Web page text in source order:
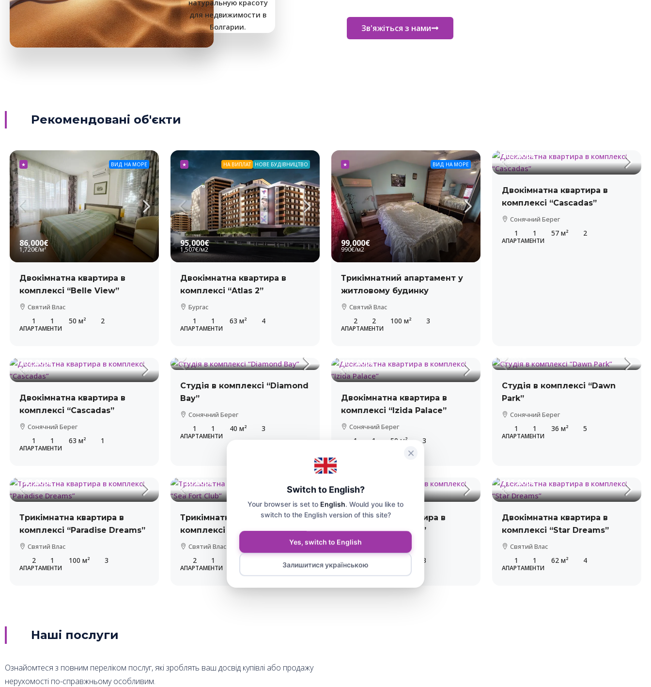
Зв'яжіться з нами
Рекомендовані об'єкти
★ ВИД НА МОРЕ
86,000€
1,720€/м²
Двокімнатна квартира в
комплексі “Belle View”
Святий Влас
1 1 50 м² 2
АПАРТАМЕНТИ
★ НА ВИПЛАТ НОВЕ БУДІВНИЦТВО
95,000€
1,507€/м2
Двокімнатна квартира в
комплексі “Atlas 2”
Бургас
1 1 63 м² 4
АПАРТАМЕНТИ
★ ВИД НА МОРЕ
99,000€
990€/м2
Трикімнатний апартамент у
житловому будинку
Святий Влас
2 2 100 м² 3
АПАРТАМЕНТИ
103,000€
1,807€/м²
Двокімнатна квартира в
комплексі “Cascadas”
Сонячний Берег
1 1 57 м² 2
АПАРТАМЕНТИ
102,000€
1,619€/м²
Двокімнатна квартира в
комплексі “Cascadas”
Сонячний Берег
1 1 63 м² 1
АПАРТАМЕНТИ
1,637€
Студія в комплексі “Diamond
Bay”
Сонячний Берег
1 1 40 м² 3
АПАРТАМЕНТИ
105,000€
2,100€/м²
Двокімнатна квартира в
комплексі “Izida Palace”
Сонячний Берег
1 1 50 м² 3
2,000€
Студія в комплексі “Dawn
Park”
Сонячний Берег
1 1 36 м² 5
АПАРТАМЕНТИ
145,000€
1,450€/м²
Трикімнатна квартира в
комплексі “Paradise Dreams”
Святий Влас
2 1 100 м² 3
АПАРТАМЕНТИ
ВИД НА МОРЕ
120,000€
1,333€/м²
Трикімнатна квартира в
комплексі “Sea Fort Club”
Святий Влас
2 1
АПАРТАМЕНТИ
1,040€/м²
Трикімнатна квартира в
комплексі “Prima 1”
Сонячний Берег
3
АПАРТАМЕНТИ
115,000€
1,854€/м²
Двокімнатна квартира в
комплексі “Star Dreams”
Святий Влас
1 1 62 м² 4
АПАРТАМЕНТИ
Наші послуги
Ознайомтеся з повним переліком послуг, які зроблять ваш досвід купівлі або продажу
нерухомості по-справжньому особливим.
Switch to English?
Your browser is set to English. Would you like to
switch to the English version of this site?
Yes, switch to English
Залишитися українською